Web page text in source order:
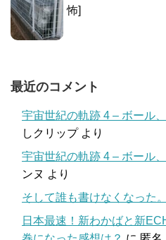
怖]
最近のコメント
宇宙世紀の軌跡 4 – ボール
しクリップより
宇宙世紀の軌跡 4 – ボール
ンヌ より
そして誰も書けなくなった。
日本最速！新わかばと新